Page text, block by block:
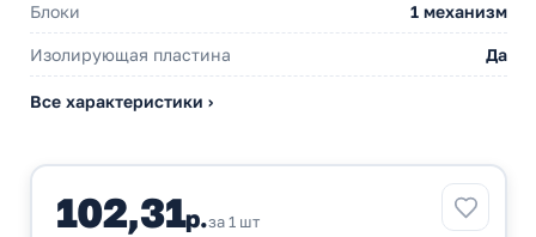
Блоки 1 механизм
Изолирующая пластина Да
Все характеристики ›
102,31р.за 1 шт